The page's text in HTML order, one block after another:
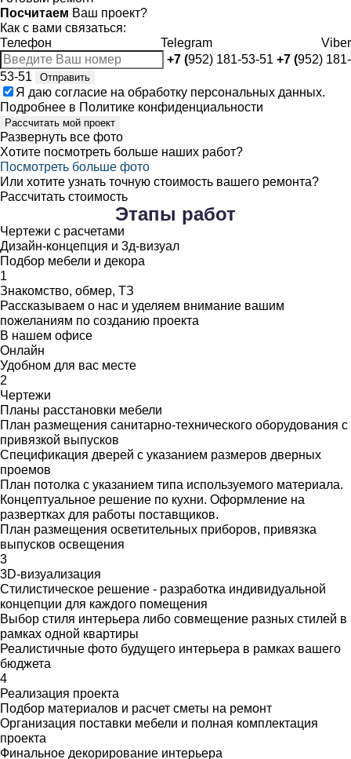
Посчитаем Ваш проект?
Как с вами связаться:
Телефон
Telegram
Viber
+7 (952) 181-53-51 +7 (952) 181-
53-51
Отправить
Я даю согласие на обработку персональных данных.
Подробнее в Политике конфиденциальности
Рассчитать мой проект
Развернуть все фото
Хотите посмотреть больше наших работ?
Посмотреть больше фото
Или хотите узнать точную стоимость вашего ремонта?
Рассчитать стоимость
Этапы работ
Чертежи с расчетами
Дизайн-концепция и 3д-визуал
Подбор мебели и декора
1
Знакомство, обмер, ТЗ
Рассказываем о нас и уделяем внимание вашим
пожеланиям по созданию проекта
В нашем офисе
Онлайн
Удобном для вас месте
2
Чертежи
Планы расстановки мебели
План размещения санитарно-технического оборудования с
привязкой выпусков
Спецификация дверей с указанием размеров дверных
проемов
План потолка с указанием типа используемого материала.
Концептуальное решение по кухни. Оформление на
развертках для работы поставщиков.
План размещения осветительных приборов, привязка
выпусков освещения
3
3D-визуализация
Стилистическое решение - разработка индивидуальной
концепции для каждого помещения
Выбор стиля интерьера либо совмещение разных стилей в
рамках одной квартиры
Реалистичные фото будущего интерьера в рамках вашего
бюджета
4
Реализация проекта
Подбор материалов и расчет сметы на ремонт
Организация поставки мебели и полная комплектация
проекта
Финальное декорирование интерьера